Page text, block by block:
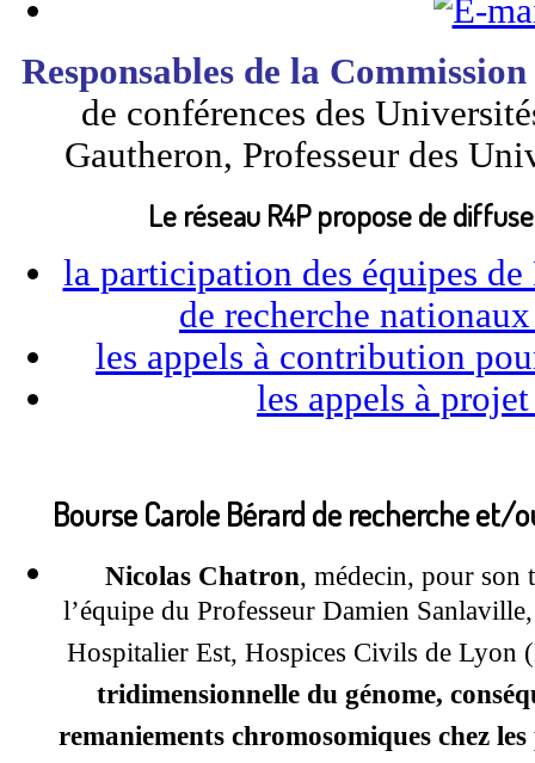
Responsables de la Commission
de conférences des
Gautheron, Professeur des
Le réseau R4P propose de
la participation des équipes
de recherche
les appels à contribution
les appels à
Bourse Carole Bérard de recherche et/
Nicolas Chatron, médecin, pour son
l’équipe du Professeur Damien
Hospitalier Est, Hospices Civils de
tridimensionnelle du génome,
remaniements chromosomiques chez